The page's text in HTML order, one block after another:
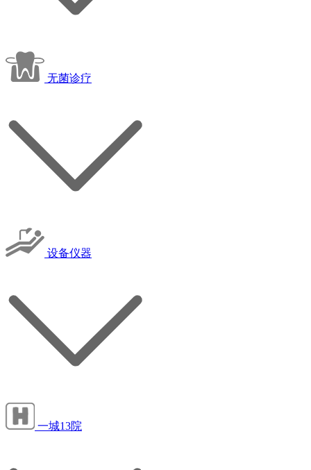
无菌诊疗
设备仪器
一城13院